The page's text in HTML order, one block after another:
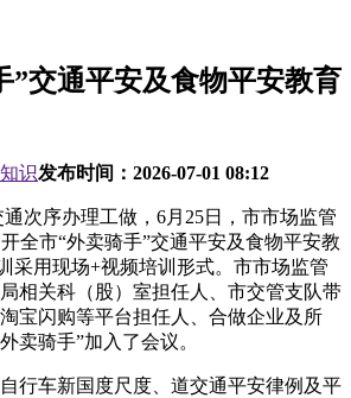
”交通平安及食物平安教育
识发布时间： 2026-07-01 08:12
序办理工做，6月25日，市市场监管
全市“外卖骑手”交通平安及食物平安教
采用现场+视频培训形式。市市场监管
相关科（股）室担任人、市交管支队带
宝闪购等平台担任人、合做企业及所
卖骑手”加入了会议。
车新国度尺度、道交通平安律例及平